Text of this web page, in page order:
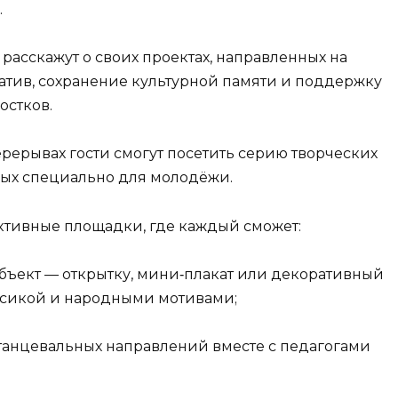
о своих проектах, направленных на
сохранение культурной памяти и поддержку
гости смогут посетить серию творческих
специально для молодёжи.
площадки, где каждый сможет:
— открытку, мини‑плакат или декоративный
и народными мотивами;
направлений вместе с педагогами